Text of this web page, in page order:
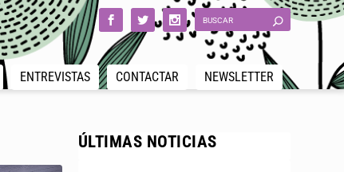
ENTREVISTAS CONTACTAR NEWSLETTER
ÚLTIMAS NOTICIAS